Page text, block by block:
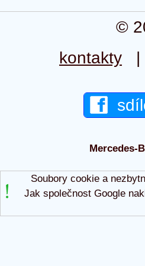
©
kontakty |
Mercedes-
Soubory cookie a
Jak společnost Google